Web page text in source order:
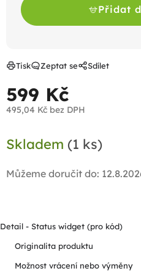
599 Kč
495,04 Kč bez DPH
cena:
Skladem (1 ks)
Můžeme doručit do:
Přidat
Tisk Zeptat se Sdílet
Detail - Status widget (pro kód)
Originalita produktu
Možnost vrácení nebo výměny